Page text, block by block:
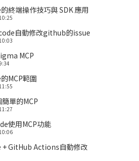
終端操作技巧與 SDK 應用
自動修改github的issue
MCP
MCP範圍
單的MCP
使用MCP功能
+ GitHub Actions自動修改